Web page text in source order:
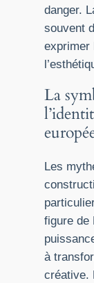
danger.
souvent
exprimer
La
Les
figure de
à
créative.